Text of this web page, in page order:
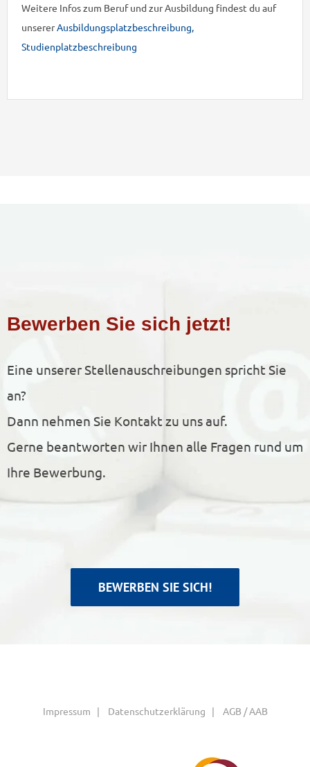
Weitere Infos zum Beruf und zur Ausbildung findest du auf
unsererAusbildungsplatzbeschreibung,
Studienplatzbeschreibung
Bewerben Sie sich jetzt!
Eine unserer Stellenauschreibungen spricht Sie
an?
Dann nehmen Sie Kontakt zu uns auf.
Gerne beantworten wir Ihnen alle Fragen rund um
Ihre Bewerbung.
BEWERBEN SIE SICH!
Impressum | Datenschutzerklärung | AGB / AAB